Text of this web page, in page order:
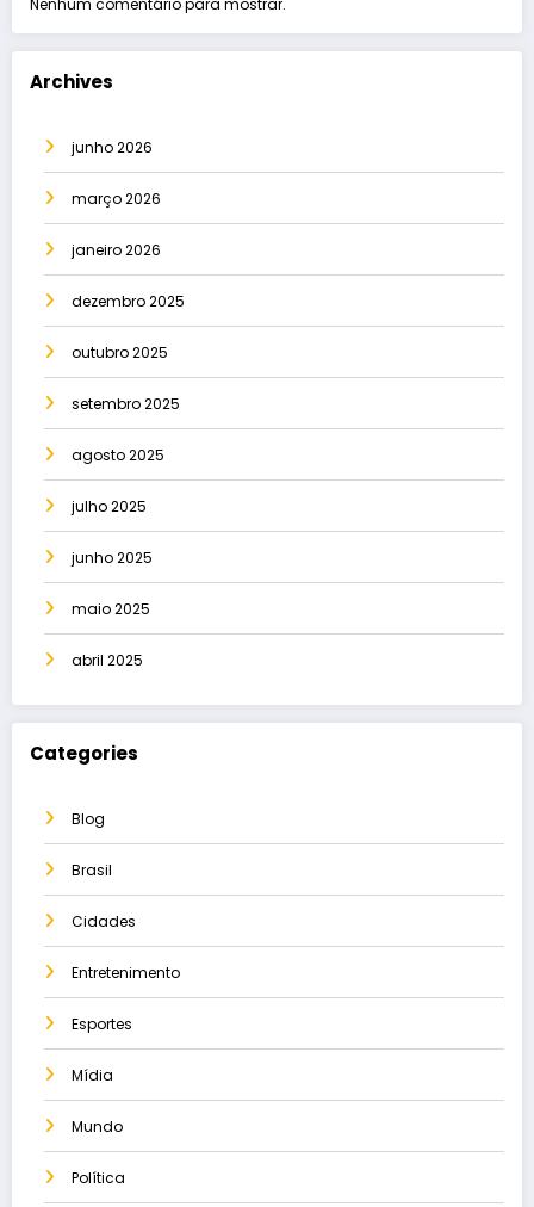
Nenhum comentário para mostrar.
Archives
junho 2026
março 2026
janeiro 2026
dezembro 2025
outubro 2025
setembro 2025
agosto 2025
julho 2025
junho 2025
maio 2025
abril 2025
Categories
Blog
Brasil
Cidades
Entretenimento
Esportes
Mídia
Mundo
Política